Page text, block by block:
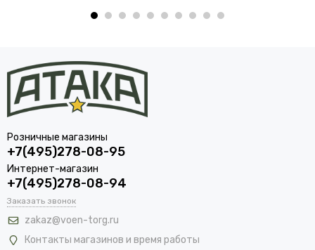
Розничные магазины
+7(495)278-08-95
Интернет-магазин
+7(495)278-08-94
Заказать звонок
zakaz@voen-torg.ru
Контакты магазинов и время работы